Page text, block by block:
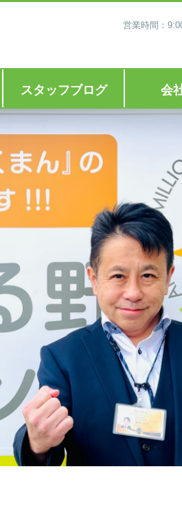
営業時間：
スタッフブログ 会